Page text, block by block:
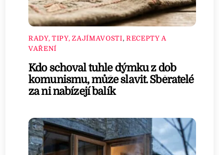
RADY, TIPY, ZAJÍMAVOSTI, RECEPTY A
VAŘENÍ
Kdo schoval tuhle dýmku z dob
komunismu, může slavit. Sběratelé
za ni nabízejí balík